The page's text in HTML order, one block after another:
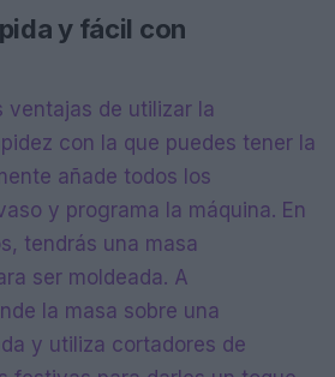
y fácil con
ventajas de utilizar la
con la que puedes tener la
añade todos los
y programa la máquina. En
tendrás una masa
ser moldeada. A
la masa sobre una
y utiliza cortadores de